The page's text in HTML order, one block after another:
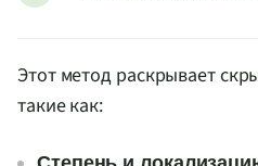
Этот метод раскрывает
такие как: